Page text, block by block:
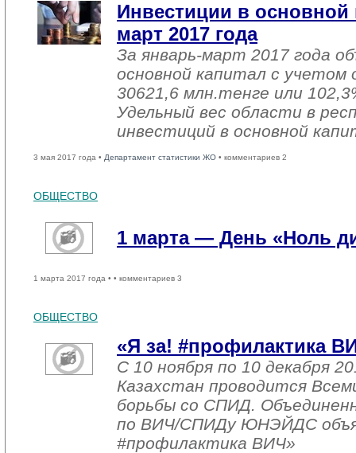
Инвестиции в основной
март 2017 года
За январь-март 2017 года
основной капитал с учетом
30621,6 млн.тенге или
Удельный вес области в
инвестиций в основной
3 мая 2017 года • Департамент статистики ЖО • комментариев 2
ОБЩЕСТВО
1 марта — День «Ноль
1 марта 2017 года • • комментариев 3
ОБЩЕСТВО
«Я за! #профилактика
С 10 ноября по 10 декабря
Казахстан проводится
борьбы со СПИД.
по ВИЧ/СПИДу ЮНЭЙДС
#профилактика ВИЧ»